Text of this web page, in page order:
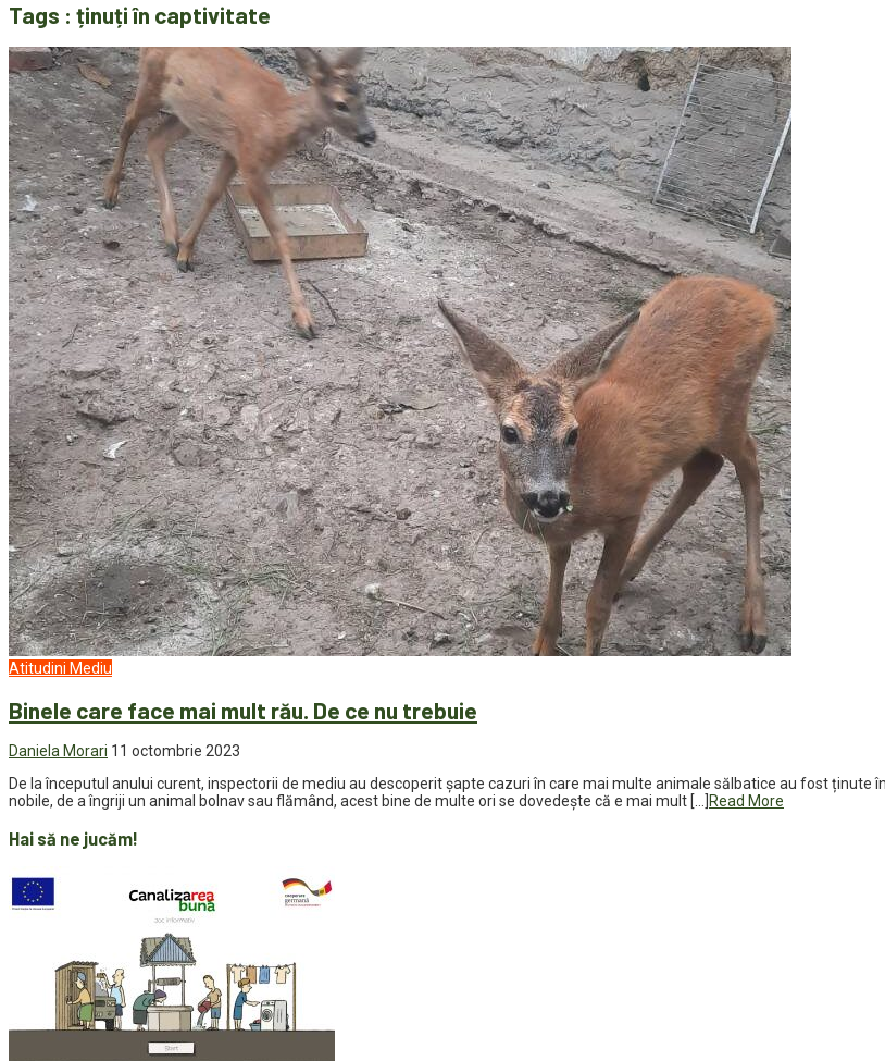
Tags : ținuți în captivitate
Atitudini Mediu
Binele care face mai mult rău. De ce nu trebuie
Daniela Morari 11 octombrie 2023
De la începutul anului curent, inspectorii de mediu au descoperit șapte cazuri în care mai multe animale sălbatice au fost
nobile, de a îngriji un animal bolnav sau flămând, acest bine de multe ori se dovedește că e mai mult […] Read More
Hai să ne jucăm!